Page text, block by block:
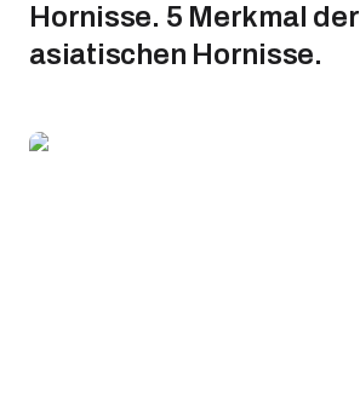
Hornisse. 5 Merkmal der
asiatischen Hornisse.